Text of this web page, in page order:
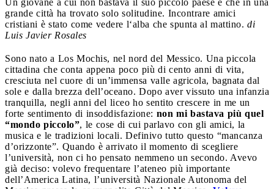
grande città ha trovato solo solitudine. Incontrare amici
cristiani è stato come vedere l‘alba che spunta al mattino. di
Luis Javier Rosales
Sono nato a Los Mochis, nel nord del Messico. Una piccola
cittadina che conta appena poco più di cento anni di vita,
cresciuta nel cuore di un’immensa valle agricola, bagnata dal
sole e dalla brezza dell’oceano. Dopo aver vissuto una infanzia
tranquilla, negli anni del liceo ho sentito crescere in me un
forte sentimento di insoddisfazione: non mi bastava più quel
“mondo piccolo”, le cose di cui parlavo con gli amici, la
musica e le tradizioni locali. Definivo tutto questo “mancanza
d’orizzonte”. Quando è arrivato il momento di scegliere
l’università, non ci ho pensato nemmeno un secondo. Avevo
già deciso: volevo frequentare l’ateneo più importante
dell’America Latina, l’università Nazionale Autonoma del